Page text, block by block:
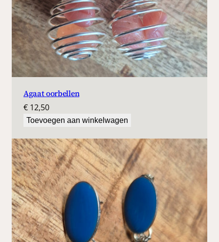
9
.
Agaat oorbellen
€ 12,50
Toevoegen aan winkelwagen